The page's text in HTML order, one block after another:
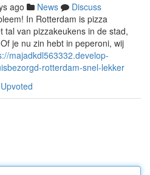
ago News
Discuss
In Rotterdam is pizza
tal van pizzakeukens in de stad,
je nu zin hebt in peperoni, wij
majadkdl563332.develop-
rotterdam-snel-lekker